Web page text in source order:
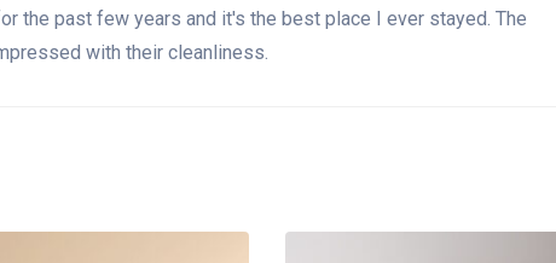
the past few years and it's the best place I ever stayed. The
with their cleanliness.